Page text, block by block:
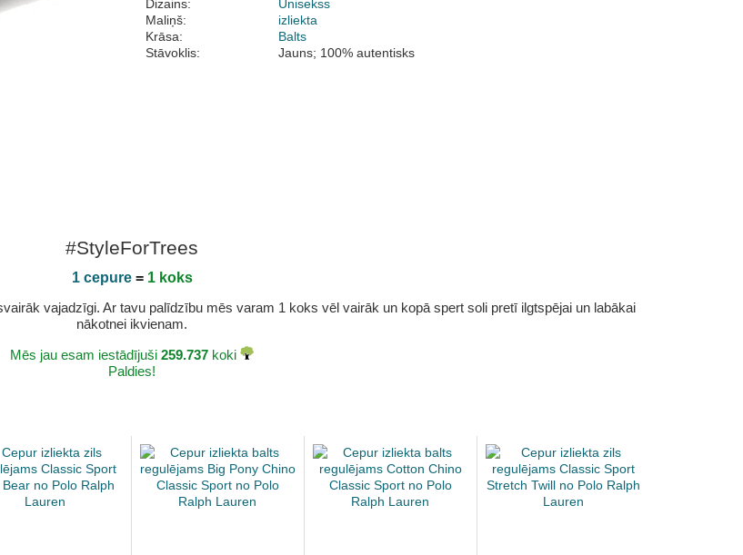
Dizains:
Unisekss
Maliņš:
izliekta
Krāsa:
Balts
Stāvoklis:
Jauns; 100% autentisks
#StyleForTrees
1 cepure= 1 koks
vajadzīgi. Ar tavu palīdzību mēs varam 1 koks vēl vairāk un kopā spert soli pretī ilgtspējai un labākai
nākotnei ikvienam.
Mēs jau esam iestādījuši 259.737 koki
Paldies!